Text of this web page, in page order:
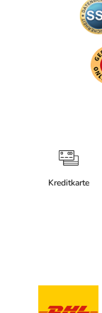
Kreditkarte